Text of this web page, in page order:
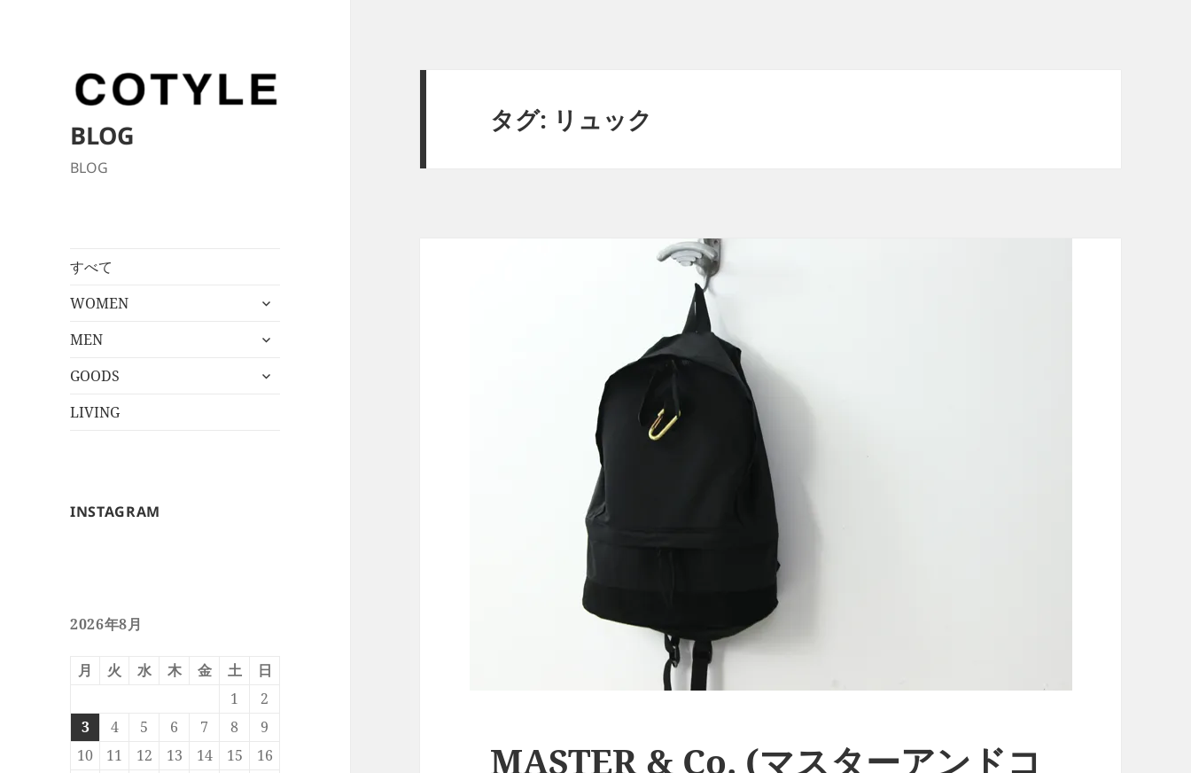
BLOG
BLOG
すべて
WOMEN
サ
メ
ュ
MEN
サ
メ
GOODS
サ
LIVING
INSTAGRAM
2026年8月
月 火 水 木 金 土
日
1
2
3
4 5 6 7 8
9
10
11 12 13 14 15
16
タグ: リュック
MASTER & Co. (マスターアンドコ